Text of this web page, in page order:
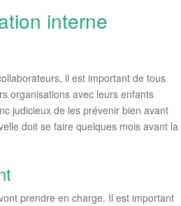
interne
il est important de tous
organisations avec leurs enfants
judicieux de les prévenir bien avant
doit se faire quelques mois avant la
prendre en charge. Il est important